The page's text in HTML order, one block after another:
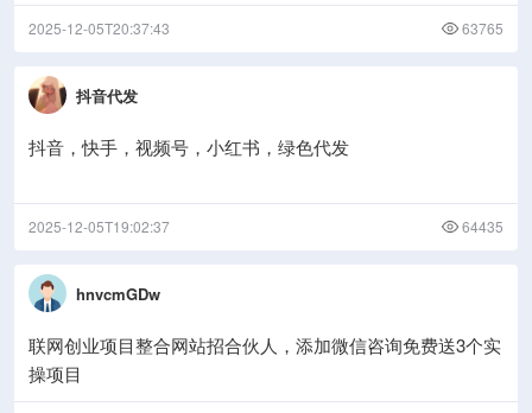
2025-12-05T20:37:43 63765
抖音代发
抖音，快手，视频号，小红书，绿色代发
2025-12-05T19:02:37 64435
hnvcmGDw
联网创业项目整合网站招合伙人，添加微信咨询免费送3个实
操项目